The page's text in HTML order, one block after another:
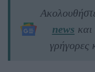
news
γρήγορες